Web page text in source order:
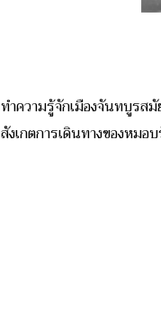
ทำความรู้จักเมืองจันทบูรส
สังเกตการเดินทางของหม